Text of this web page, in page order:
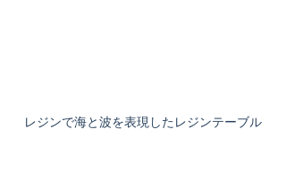
レジンで海と波を表現したレジンテーブル